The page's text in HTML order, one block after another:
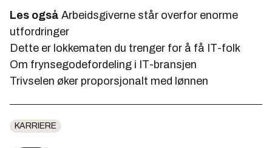
Les også Arbeidsgiverne står overfor enorme
utfordringer
Dette er lokkematen du trenger for å få IT-folk
Om frynsegodefordeling i IT-bransjen
Trivselen øker proporsjonalt med lønnen
KARRIERE